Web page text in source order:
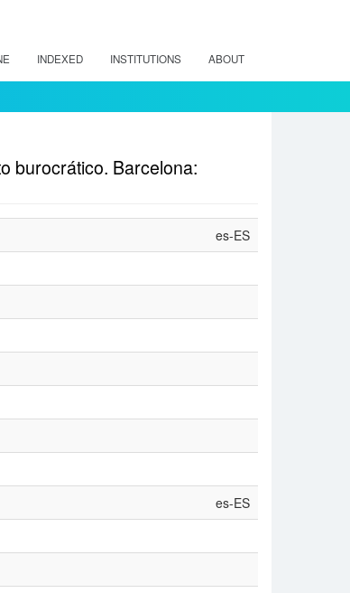
INDEXED INSTITUTIONS ABOUT
burocrático. Barcelona:
es-ES
es-ES